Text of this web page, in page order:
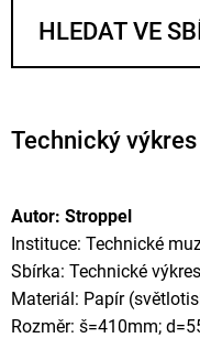
Technický
Autor: Stroppel
Instituce: Technické
Sbírka: Technické
Materiál: Papír
Rozměr: š=410mm;